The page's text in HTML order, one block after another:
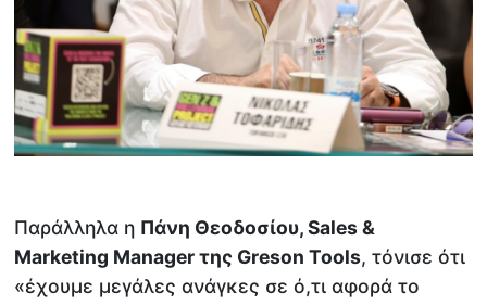
Παράλληλα η Πάνη Θεοδοσίου,Sales &
Marketing Manager της GresonTools, τόνισε ότι
«έχουμε μεγάλες ανάγκες σε ό,τι αφορά το